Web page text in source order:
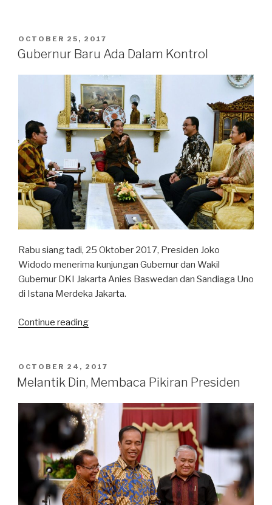
Sebelum
Liputan”
POSTED
ON
OCTOBER 25, 2017
Gubernur Baru Ada Dalam Kontrol
Rabu siang tadi, 25 Oktober 2017, Presiden Joko
Widodo menerima kunjungan Gubernur dan Wakil
Gubernur DKI Jakarta Anies Baswedan dan Sandiaga Uno
di Istana Merdeka Jakarta.
Continue reading“Gubernur
Dalam
Kontrol”
POSTED
ON
OCTOBER 24, 2017
Melantik Din, Membaca Pikiran Presiden